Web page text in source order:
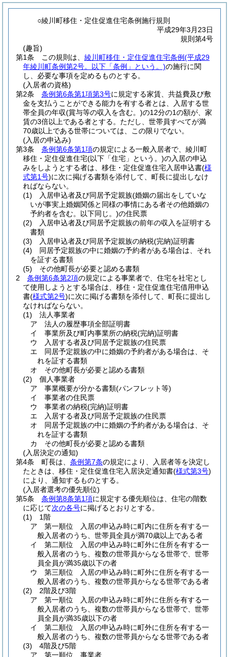
○綾川町移住・定住促進住宅条例施行規則
平成29年3月23日
規則第4号
(趣旨)
第1条
この規則は、 綾川町移住・定住促進住宅条例(平成29
年綾川町条例第2号。以下「条例」という。)の施行に関
し、必要な事項を定めるものとする。
(入居者の資格)
第2条
条例第6条第1項第3号に規定する家賃、共益費及び敷
金を支払うことができる能力を有する者とは、入居する世
帯全員の年収(賞与等の収入を含む。)の12分の1の額が、家
賃の3倍以上である者とする。 ただし、世帯員すべてが満
70歳以上である世帯については、この限りでない。
(入居の申込み)
第3条
条例第6条第1項の規定による一般入居者で、綾川町
移住・定住促進住宅(以下「住宅」という。)の入居の申込
みをしようとする者は、移住・定住促進住宅入居申込書(様
式第1号)に次に掲げる書類を添付して、町長に提出しなけ
ればならない。
(1)
入居申込者及び同居予定親族(婚姻の届出をしていな
いが事実上婚姻関係と同様の事情にある者その他婚姻の
予約者を含む。以下同じ。)の住民票
(2)
入居申込者及び同居予定親族の前年の収入を証明する
書類
(3)
入居申込者及び同居予定親族の納税(完納)証明書
(4)
同居予定親族の中に婚姻の予約者がある場合は、それ
を証する書類
(5)
その他町長が必要と認める書類
2
条例第6条第2項の規定による事業者で、住宅を社宅とし
て使用しようとする場合は、移住・定住促進住宅借用申込
書(様式第2号)に次に掲げる書類を添付して、町長に提出し
なければならない。
(1)
法人事業者
ア
法人の履歴事項全部証明書
イ
事業所及び町内事業所の納税(完納)証明書
ウ
入居する者及び同居予定親族の住民票
エ
同居予定親族の中に婚姻の予約者がある場合は、そ
れを証する書類
オ
その他町長が必要と認める書類
(2)
個人事業者
ア
事業概要が分かる書類(パンフレット等)
イ
事業者の住民票
ウ
事業者の納税(完納)証明書
エ
入居する者及び同居予定親族の住民票
オ
同居予定親族の中に婚姻の予約者がある場合は、そ
れを証する書類
カ
その他町長が必要と認める書類
(入居決定の通知)
第4条
町長は、 条例第7条の規定により、入居者等を決定し
たときは、移住・定住促進住宅入居決定通知書(様式第3号)
により、通知するものとする。
(入居者選考の優先順位)
第5条
条例第8条第1項に規定する優先順位は、住宅の階数
に応じて次の各号に掲げるとおりとする。
(1)
1階
ア
第一順位 入居の申込み時に町内に住所を有する一
般入居者のうち、世帯員全員が満70歳以上である者
イ
第二順位 入居の申込み時に町外に住所を有する一
般入居者のうち、複数の世帯員からなる世帯で、世帯
員全員が満35歳以下の者
ウ
第三順位 入居の申込み時に町外に住所を有する一
般入居者のうち、複数の世帯員からなる世帯である者
(2)
2階及び3階
ア
第一順位 入居の申込み時に町外に住所を有する一
般入居者のうち、複数の世帯員からなる世帯で、世帯
員全員が満35歳以下の者
イ
第二順位 入居の申込み時に町外に住所を有する一
般入居者のうち、複数の世帯員からなる世帯である者
(3)
4階及び5階
ア
第一順位 事業者